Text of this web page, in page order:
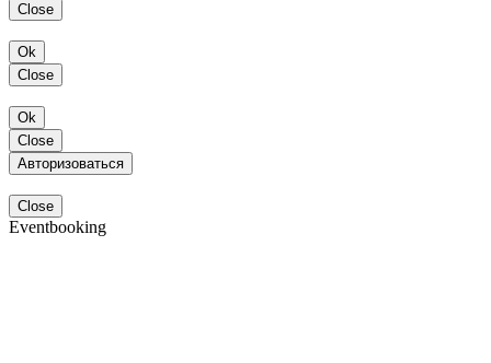
Close
Ok
Close
Ok
Close
Авторизоваться
Close
Eventbooking